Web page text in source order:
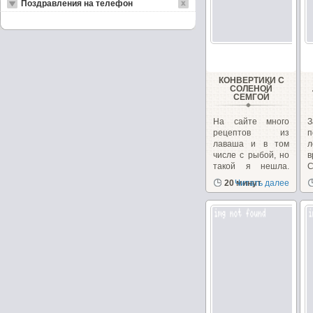
КОНВЕРТИКИ С
СОЛЕНОЙ
СЕМГОЙ
На сайте много
рецептов из
лаваша и в том
числе с рыбой, но
такой я нешла.
Готовлю...
20 минут
Читать далее
Поздравления на телефон